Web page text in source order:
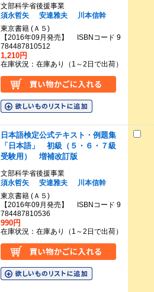
文部科学省後援事業
須永哲矢
安達雅夫
川本信幹
東京書籍 (Ａ５)
【2016年09月発売】 ISBNコード 9
784487810512
1,210円
在庫状況：在庫あり（1～2日で出荷）
日本語検定公式テキスト・例題集
「日本語」 初級（５・６・７級
受験用） 増補改訂版
文部科学省後援事業
須永哲矢
安達雅夫
川本信幹
東京書籍 (Ａ５)
【2016年09月発売】 ISBNコード 9
784487810536
990円
在庫状況：在庫あり（1～2日で出荷）